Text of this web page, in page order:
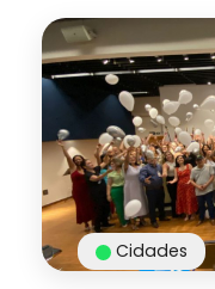
Cidades